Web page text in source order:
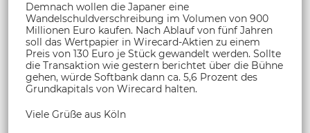
Demnach wollen die Japaner eine
Wandelschuldverschreibung im Volumen von 900
Millionen Euro kaufen. Nach Ablauf von fünf Jahren
soll das Wertpapier in Wirecard-Aktien zu einem
Preis von 130 Euro je Stück gewandelt werden. Sollte
die Transaktion wie gestern berichtet über die Bühne
gehen, würde Softbank dann ca. 5,6 Prozent des
Grundkapitals von Wirecard halten.
Viele Grüße aus Köln